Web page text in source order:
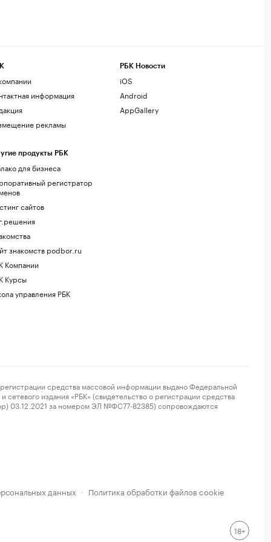
информация
рекламы
продукты РБК
для бизнеса
регистратор
сайтов
знакомств podbor.ru
Компании
Курсы
управления РБК
РБК Новости
iOS
Android
AppGallery
средства массовой информации выдано Федеральной
издания «РБК» (свидетельство о регистрации средства
03.12.2021 за номером ЭЛ №ФС77-82385) сопровождаются
данных · Политика обработки файлов cookie
18+